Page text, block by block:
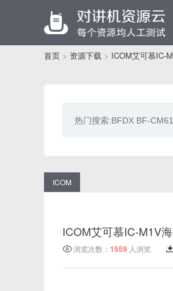
首页 > 资源下载 > ICOM艾可慕IC-
ICOM
ICOM艾可慕IC-M1V
浏览次数： 1559 人浏览